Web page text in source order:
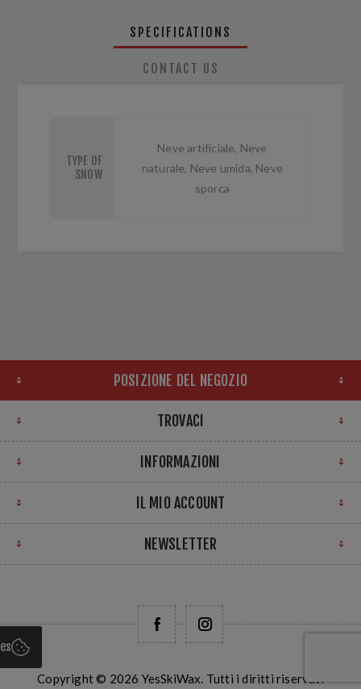
SPECIFICATIONS
CONTACT US
TYPE OF
SNOW
Neve artificiale, Neve
naturale, Neve umida, Neve
sporca
POSIZIONE DEL NEGOZIO
TROVACI
INFORMAZIONI
IL MIO ACCOUNT
NEWSLETTER
Copyright © 2026 YesSkiWax. Tutti i diritti riservati